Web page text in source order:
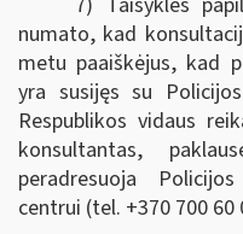
numato, kad
metu paaiškėjus, kad
yra susijęs su
Respublikos vidaus
konsultantas,
peradresuoja
centrui (tel. +370 700 60